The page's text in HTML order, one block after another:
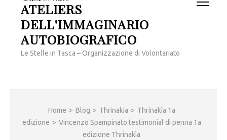
ATELIERS
DELL'IMMAGINARIO
AUTOBIOGRAFICO
Le Stelle in Tasca – Organizzazione di Volontariato
Home > Blog > Thrinakia > Thrinakìa 1a
edizione > Vincenzo Spampinato testimonial di penna 1a
edizione Thrinakìa